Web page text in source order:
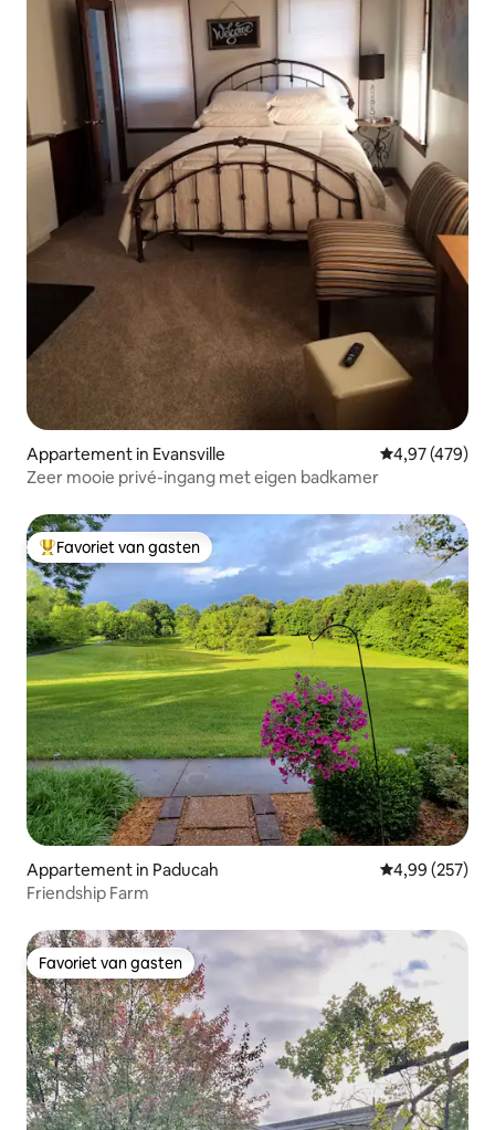
Appartement in Evansville Gemiddelde
4,97 (479)
Zeer mooie privé-ingang met eigen badkamer
Topfavoriet van gasten
Favoriet van gasten
Appartement in Paducah Gemiddelde
4,99 (257)
Friendship Farm
Favoriet van gasten
Favoriet van gasten